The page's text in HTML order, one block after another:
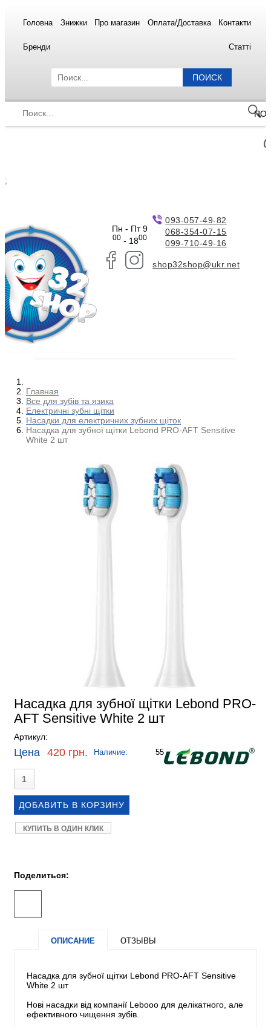
Головна Знижки Про магазин Оплата/Доставка Контакти
Бренди Статті
ПОИСК
Пн - Пт 9
00- 1800
093-057-49-82
068-354-07-15
099-710-49-16
shop32shop@ukr.net
Главная
Все для зубів та язика
Електричні зубні щітки
Насадки для електричних зубних щіток
Насадка для зубної щітки Lebond PRO-AFT Sensitive
White 2 шт
Насадка для зубної щітки Lebond PRO-
AFT Sensitive White 2 шт
Артикул:
Цена 420 грн. Наличие: 55
КУПИТЬ В ОДИН КЛИК
Поделиться:
ОПИСАНИЕ ОТЗЫВЫ
Насадка для зубної щітки Lebond PRO-AFT Sensitive
White 2 шт
Нові насадки від компанії Lebooo для делікатного, але
ефективного чищення зубів.